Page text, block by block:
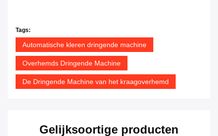
Tags:
Automatische kleren dringende machine
Overhemds Dringende Machine
De Dringende Machine van het kraagoverhemd
Gelijksoortige producten